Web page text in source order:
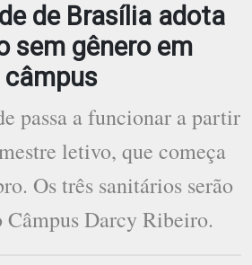
de Brasília adota
sem gênero em
câmpus
passa a funcionar a partir
letivo, que começa
Os três sanitários serão
Câmpus Darcy Ribeiro.